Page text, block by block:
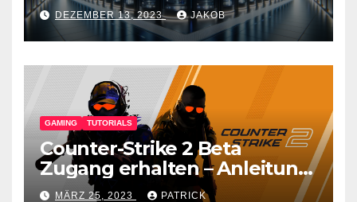
DEZEMBER 13, 2023 JAKOB
GAMING TUTORIALS
Counter-Strike 2 Beta
Zugang erhalten – Anleitung
für den CS GO Nachfolger
MÄRZ 25, 2023 PATRICK